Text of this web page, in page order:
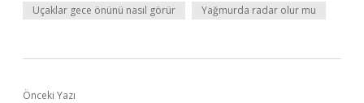
Uçaklar gece önünü nasıl görür Yağmurda radar olur mu
Önceki Yazı